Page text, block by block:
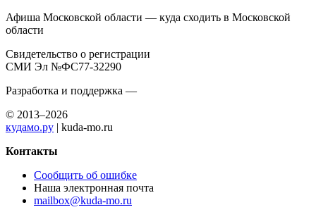
Афиша Московской области — куда сходить в Московской
области
Свидетельство о регистрации
СМИ Эл №ФС77-32290
Разработка и поддержка —
© 2013–2026
кудамо.ру | kuda-mo.ru
Контакты
Сообщить об ошибке
Наша электронная почта
mailbox@kuda-mo.ru